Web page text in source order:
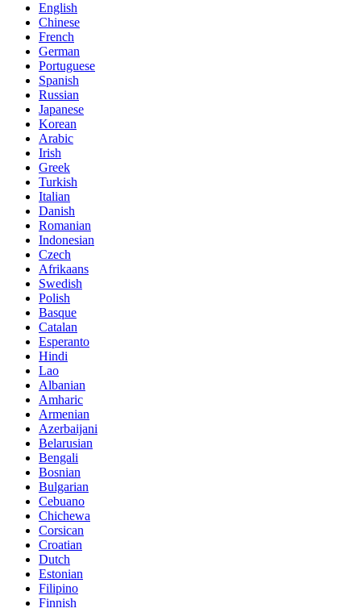
English
Chinese
French
German
Portuguese
Spanish
Russian
Japanese
Korean
Arabic
Irish
Greek
Turkish
Italian
Danish
Romanian
Indonesian
Czech
Afrikaans
Swedish
Polish
Basque
Catalan
Esperanto
Hindi
Lao
Albanian
Amharic
Armenian
Azerbaijani
Belarusian
Bengali
Bosnian
Bulgarian
Cebuano
Chichewa
Corsican
Croatian
Dutch
Estonian
Filipino
Finnish